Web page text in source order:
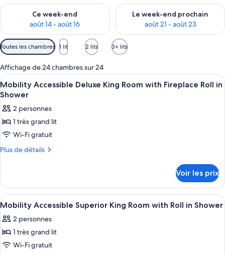
Ce week-end
août 14 - août 16
Vérifier la disponibilité pour ce week-end août 14 - août 16
Le week-end prochain
août 21 - août 23
Vérifier la disponibilité pour
Filtres
disponibles
pour
les
chambres
Toutes les chambres 1 lit 2 lits 3+ lits
Affichage de 24 chambres sur 24
Afficher
toutes
les
photos
pour
ce
type
Mobility
Accessible
Deluxe
King
Room
with
Draps en coton égyptien, literie de
2
Mobility Accessible Deluxe King Room with Fireplace Roll in
Shower
2 personnes
1 très grand lit
Wi-Fi gratuit
Plus de détails
Plus
le
type
de
Mobility
Accessible
King
Voir les prix
Afficher
toutes
les
photos
pour
Draps en coton égyptien, literie de
3
Mobility Accessible Superior King Room with Roll in Shower
2 personnes
1 très grand lit
Wi-Fi gratuit